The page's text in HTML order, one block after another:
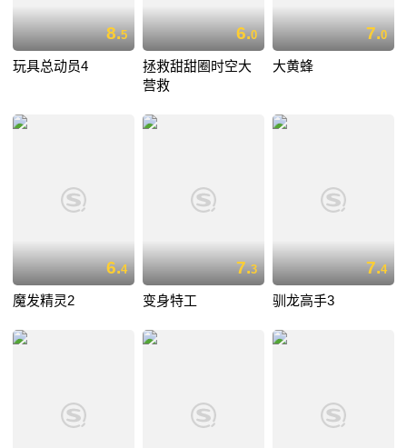
8.5
玩具总动员4
6.0
拯救甜甜圈时空大
营救
7.0
大黄蜂
6.4
魔发精灵2
7.3
变身特工
7.4
驯龙高手3